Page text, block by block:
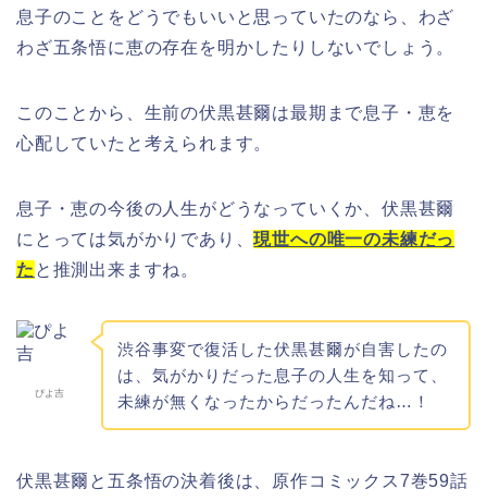
息子のことをどうでもいいと思っていたのなら、わざ
わざ五条悟に恵の存在を明かしたりしないでしょう。
このことから、生前の伏黒甚爾は最期まで息子・恵を
心配していたと考えられます。
息子・恵の今後の人生がどうなっていくか、伏黒甚爾
にとっては気がかりであり、現世への唯一の未練だっ
た と推測出来ますね。
ぴよ吉
渋谷事変で復活した伏黒甚爾が自害したの
は、気がかりだった息子の人生を知って、
未練が無くなったからだったんだね…！
伏黒甚爾と五条悟の決着後は、原作コミックス7巻59話